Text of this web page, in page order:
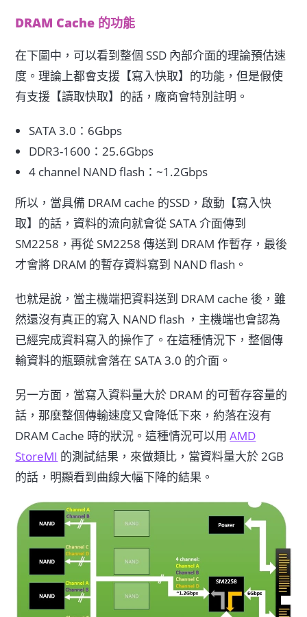
DRAM Cache 的功能
在下圖中，可以看到整個 SSD 內部介面的理論預估速
度。理論上都會支援【寫入快取】的功能，但是假使
有支援【讀取快取】的話，廠商會特別註明。
SATA 3.0：6Gbps
DDR3-1600：25.6Gbps
4 channel NAND flash：~1.2Gbps
所以，當具備 DRAM cache 的SSD，啟動【寫入快
取】的話，資料的流向就會從 SATA 介面傳到
SM2258，再從 SM2258 傳送到 DRAM 作暫存，最後
才會將 DRAM 的暫存資料寫到 NAND flash。
也就是說，當主機端把資料送到 DRAM cache 後，雖
然還沒有真正的寫入 NAND flash ，主機端也會認為
已經完成資料寫入的操作了。在這種情況下，整個傳
輸資料的瓶頸就會落在 SATA 3.0 的介面。
另一方面，當寫入資料量大於 DRAM 的可暫存容量的
話，那麼整個傳輸速度又會降低下來，約落在沒有
DRAM Cache 時的狀況。這種情況可以用AMD
StoreMI 的測試結果，來做類比，當資料量大於 2GB
的話，明顯看到曲線大幅下降的結果。